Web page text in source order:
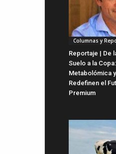
Columnas y
Reportaje | De
Suelo a la
Metabolómica
Redefinen el
Premium